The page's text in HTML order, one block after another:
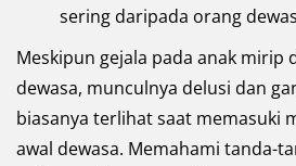
sering daripada orang
Meskipun gejala pada anak mirip
dewasa, munculnya delusi dan
biasanya terlihat saat memasuki
awal dewasa. Memahami tanda-